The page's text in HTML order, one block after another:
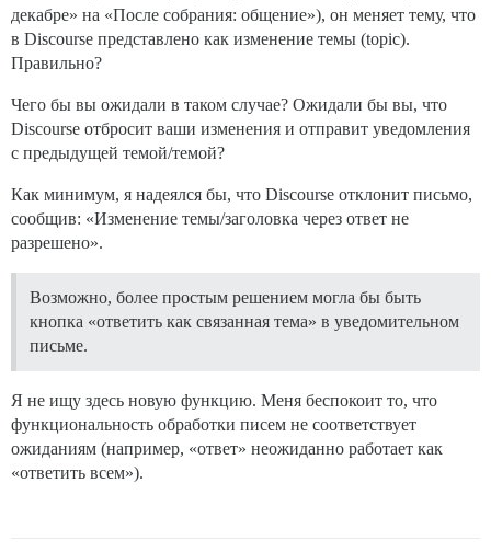
декабре» на «После собрания: общение»), он меняет тему, что
в Discourse представлено как изменение темы (topic).
Правильно?
Чего бы вы ожидали в таком случае? Ожидали бы вы, что
Discourse отбросит ваши изменения и отправит уведомления
с предыдущей темой/темой?
Как минимум, я надеялся бы, что Discourse отклонит письмо,
сообщив: «Изменение темы/заголовка через ответ не
разрешено».
Возможно, более простым решением могла бы быть
кнопка «ответить как связанная тема» в уведомительном
письме.
Я не ищу здесь новую функцию. Меня беспокоит то, что
функциональность обработки писем не соответствует
ожиданиям (например, «ответ» неожиданно работает как
«ответить всем»).